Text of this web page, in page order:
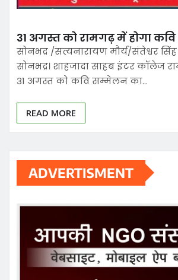
31 अगस्त को रामगढ़ में होगा
सोनभद्र /सत्यनारायण मौर्य/संतेश्वर
सोनभद्र। शाहजादा साहब इंटर कॉलेज
31 अगस्त को कवि सम्मेलन का…
READ MORE
ADVERTISMENT